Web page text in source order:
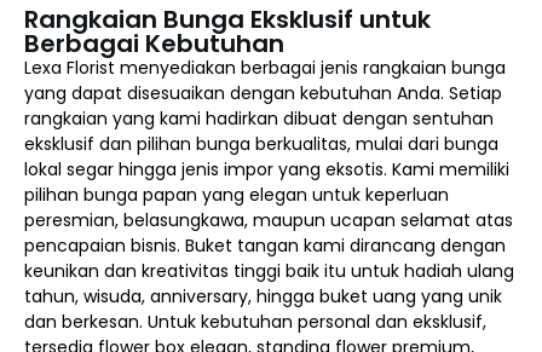
Rangkaian Bunga Eksklusif untuk
Berbagai Kebutuhan
Lexa Florist menyediakan berbagai jenis rangkaian bunga
yang dapat disesuaikan dengan kebutuhan Anda. Setiap
rangkaian yang kami hadirkan dibuat dengan sentuhan
eksklusif dan pilihan bunga berkualitas, mulai dari bunga
lokal segar hingga jenis impor yang eksotis. Kami memiliki
pilihan bunga papan yang elegan untuk keperluan
peresmian, belasungkawa, maupun ucapan selamat atas
pencapaian bisnis. Buket tangan kami dirancang dengan
keunikan dan kreativitas tinggi baik itu untuk hadiah ulang
tahun, wisuda, anniversary, hingga buket uang yang unik
dan berkesan. Untuk kebutuhan personal dan eksklusif,
tersedia flower box elegan, standing flower premium,